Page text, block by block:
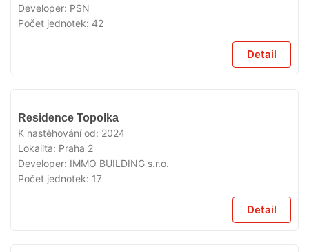
Developer: PSN
Počet jednotek: 42
Detail
Residence Topolka
K nastěhování od: 2024
Lokalita: Praha 2
Developer: IMMO BUILDING s.r.o.
Počet jednotek: 17
Detail